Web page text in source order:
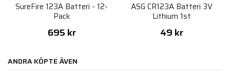
SureFire 123A Batteri - 12-
Pack
695 kr
ASG CR123A Batteri 3V
Lithium 1st
49 kr
ANDRA KÖPTE ÄVEN